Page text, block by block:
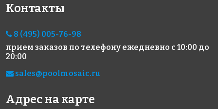
Контакты
8 (495) 005-76-98
прием заказов по телефону ежедневно с 10:00 до
20:00
sales@poolmosaic.ru
Адрес на карте